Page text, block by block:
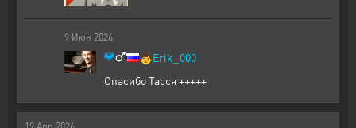
9 Июн 2026
🧒Erik_000
Спасибо Тасся +++++